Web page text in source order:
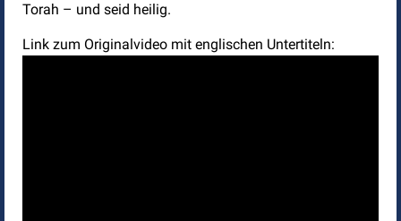
Torah – und seid heilig.
Link zum Originalvideo mit englischen Untertiteln: